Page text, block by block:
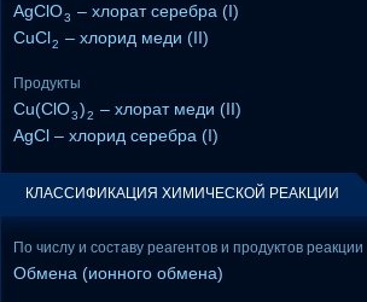
AgClO3 – хлорат серебра (I)
CuCl2 – хлорид меди (II)
Продукты
Cu(ClO3)2 – хлорат меди (II)
AgCl – хлорид серебра (I)
КЛАССИФИКАЦИЯ ХИМИЧЕСКОЙ РЕАКЦИИ
По числу и составу реагентов и продуктов реакции
Обмена (ионного обмена)